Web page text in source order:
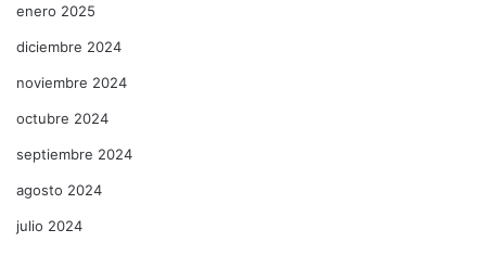
enero 2025
diciembre 2024
noviembre 2024
octubre 2024
septiembre 2024
agosto 2024
julio 2024